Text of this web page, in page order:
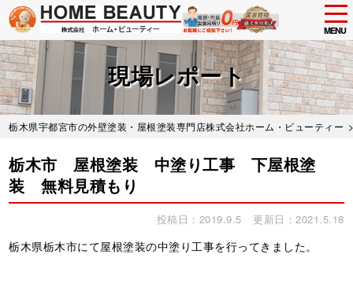
Skip
to
main
content
MENU
現場レポート
栃木県宇都宮市の外壁塗装・屋根塗装専門店株式会社ホーム・ビューティー
栃木市 屋根塗装 中塗り工事 下屋根塗
装 無料見積もり
投稿日：2019.9.5 更新日：2021.5.18
栃木県栃木市にて屋根塗装の中塗り工事を行ってきました。